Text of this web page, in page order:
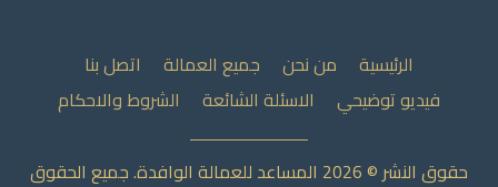
الرئيسية من نحن جميع العمالة
اتصل بنا
فيديو توضيحي
الاسئلة الشائعة الشروط والاحكام
حقوق النشر © 2026 المساعد للعمالة الوافدة. جميع الحقوق